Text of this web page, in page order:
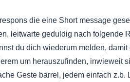
die eine Short message
leitwarte geduldig nach folgende
du dich wiederum melden,
um herauszufinden, inwieweit
Geste barrel, jedem einfach